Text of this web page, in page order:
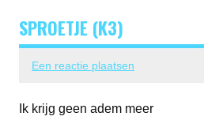
SPROETJE (K3)
Een reactie plaatsen
Ik krijg geen adem meer